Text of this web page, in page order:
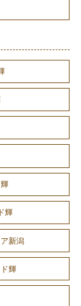
輝
新潟
輝